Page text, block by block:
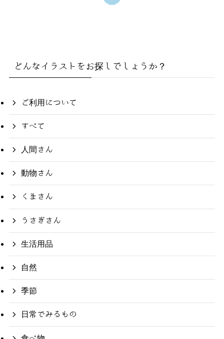
どんなイラストをお探しでしょうか？
ご利用について
すべて
人間さん
動物さん
くまさん
うさぎさん
生活用品
自然
季節
日常でみるもの